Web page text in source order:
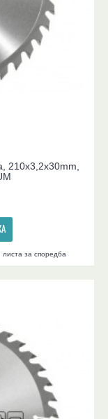
210x3,2x30mm,
за споредба